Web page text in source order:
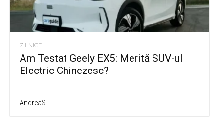
ZILNICE
Am Testat Geely EX5: Merită SUV-ul
Electric Chinezesc?
AndreaS